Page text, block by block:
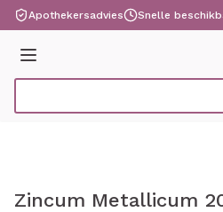
Ga naar de inhoud
Apothekersadvies Snelle
Menu
Zincum Metallicum